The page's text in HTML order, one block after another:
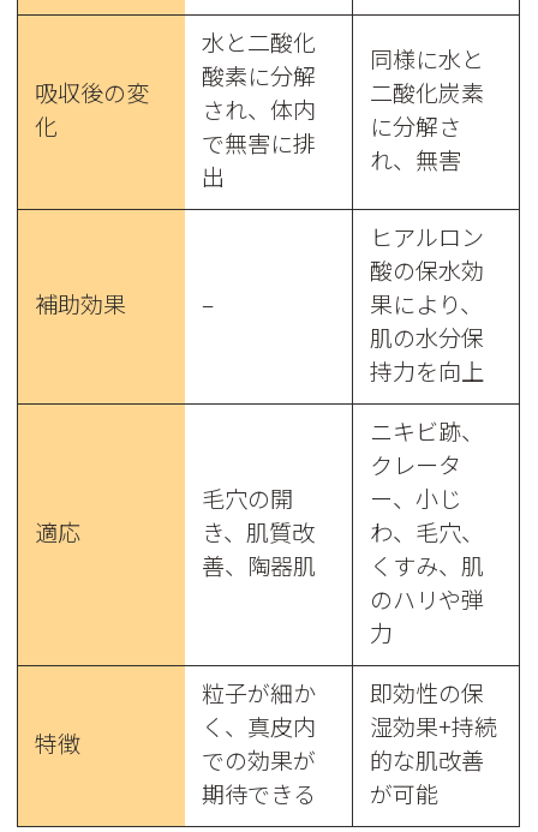
吸収後の変
化
水と二酸化
酸素に分解
され、体内
で無害に排
出
同様に水と
二酸化炭素
に分解さ
れ、無害
補助効果 –
ヒアルロン
酸の保水効
果により、
肌の水分保
持力を向上
適応
毛穴の開
き、肌質改
善、陶器肌
ニキビ跡、
クレータ
ー、小じ
わ、毛穴、
くすみ、肌
のハリや弾
力
特徴
粒子が細か
く、真皮内
での効果が
期待できる
即効性の保
湿効果+持続
的な肌改善
が可能